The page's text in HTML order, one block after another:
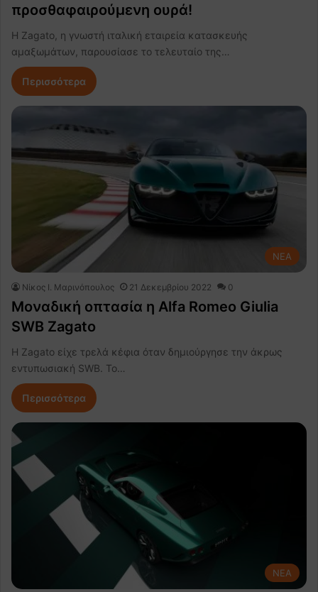
προσθαφαιρούμενη ουρά!
Η Zagato, η γνωστή ιταλική εταιρεία κατασκευής
αμαξωμάτων, παρουσίασε το τελευταίο της…
Περισσότερα
NEA
Nίκος Ι. Mαρινόπουλος 21 Δεκεμβρίου 2022 0
Μοναδική οπτασία η Alfa Romeo Giulia
SWB Zagato
Η Zagato είχε τρελά κέφια όταν δημιούργησε την άκρως
εντυπωσιακή SWB. Το…
Περισσότερα
NEA